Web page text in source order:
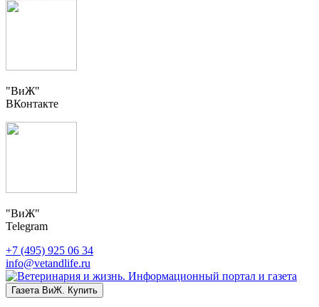
"ВиЖ"
ВКонтакте
"ВиЖ"
Telegram
+7 (495) 925 06 34
info@vetandlife.ru
Газета ВиЖ. Купить